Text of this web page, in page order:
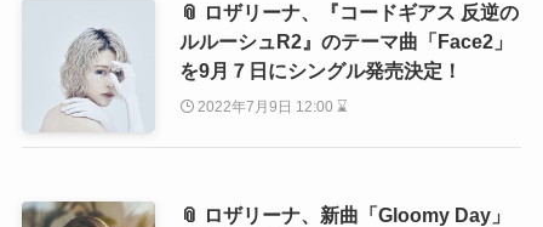
📎 ロザリーナ、『コードギアス 反逆の
ルルーシュR2』のテーマ曲「Face2」
を9月７日にシングル発売決定！
2022年7月9日 12:00 ⌛
📎 ロザリーナ、新曲「Gloomy Day」